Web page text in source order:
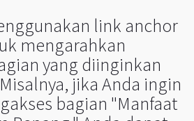
link anchor
mengarahkan
yang diinginkan
jika Anda ingin
bagian "Manfaat